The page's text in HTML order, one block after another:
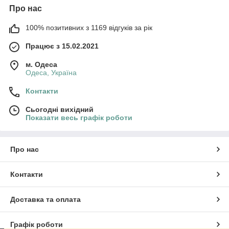
Про нас
100% позитивних з 1169 відгуків за рік
Працює з 15.02.2021
м. Одеса
Одеса, Україна
Контакти
Сьогодні вихідний
Показати весь графік роботи
Про нас
Контакти
Доставка та оплата
Графік роботи